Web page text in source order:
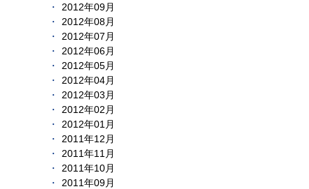
2012年09月
2012年08月
2012年07月
2012年06月
2012年05月
2012年04月
2012年03月
2012年02月
2012年01月
2011年12月
2011年11月
2011年10月
2011年09月